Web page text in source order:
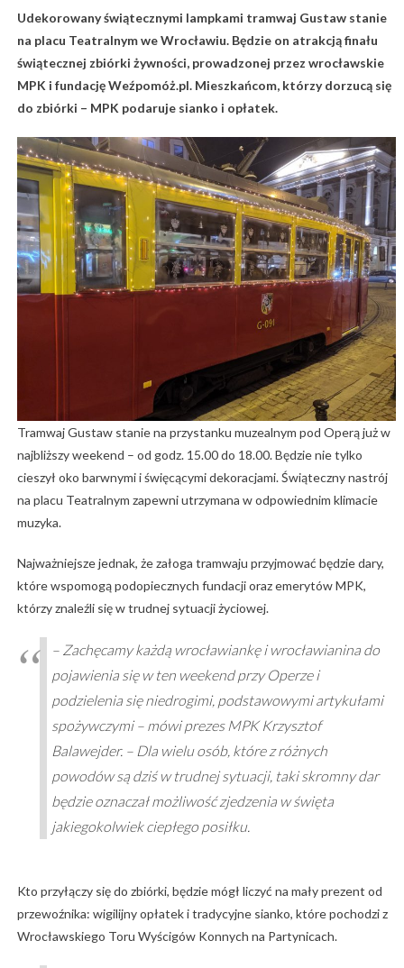
Udekorowany świątecznymi lampkami tramwaj Gustaw stanie
na placu Teatralnym we Wrocławiu. Będzie on atrakcją finału
świątecznej zbiórki żywności, prowadzonej przez wrocławskie
MPK i fundację Weźpomóż.pl. Mieszkańcom, którzy dorzucą się
do zbiórki – MPK podaruje sianko i opłatek.
Tramwaj Gustaw stanie na przystanku muzealnym pod Operą już w
najbliższy weekend – od godz. 15.00 do 18.00. Będzie nie tylko
cieszył oko barwnymi i święcącymi dekoracjami. Świąteczny nastrój
na placu Teatralnym zapewni utrzymana w odpowiednim klimacie
muzyka.
Najważniejsze jednak, że załoga tramwaju przyjmować będzie dary,
które wspomogą podopiecznych fundacji oraz emerytów MPK,
którzy znaleźli się w trudnej sytuacji życiowej.
– Zachęcamy każdą wrocławiankę i wrocławianina do
pojawienia się w ten weekend przy Operze i
podzielenia się niedrogimi, podstawowymi artykułami
spożywczymi – mówi prezes MPK Krzysztof
Balawejder. – Dla wielu osób, które z różnych
powodów są dziś w trudnej sytuacji, taki skromny dar
będzie oznaczał możliwość zjedzenia w święta
jakiegokolwiek ciepłego posiłku.
Kto przyłączy się do zbiórki, będzie mógł liczyć na mały prezent od
przewoźnika: wigilijny opłatek i tradycyjne sianko, które pochodzi z
Wrocławskiego Toru Wyścigów Konnych na Partynicach.